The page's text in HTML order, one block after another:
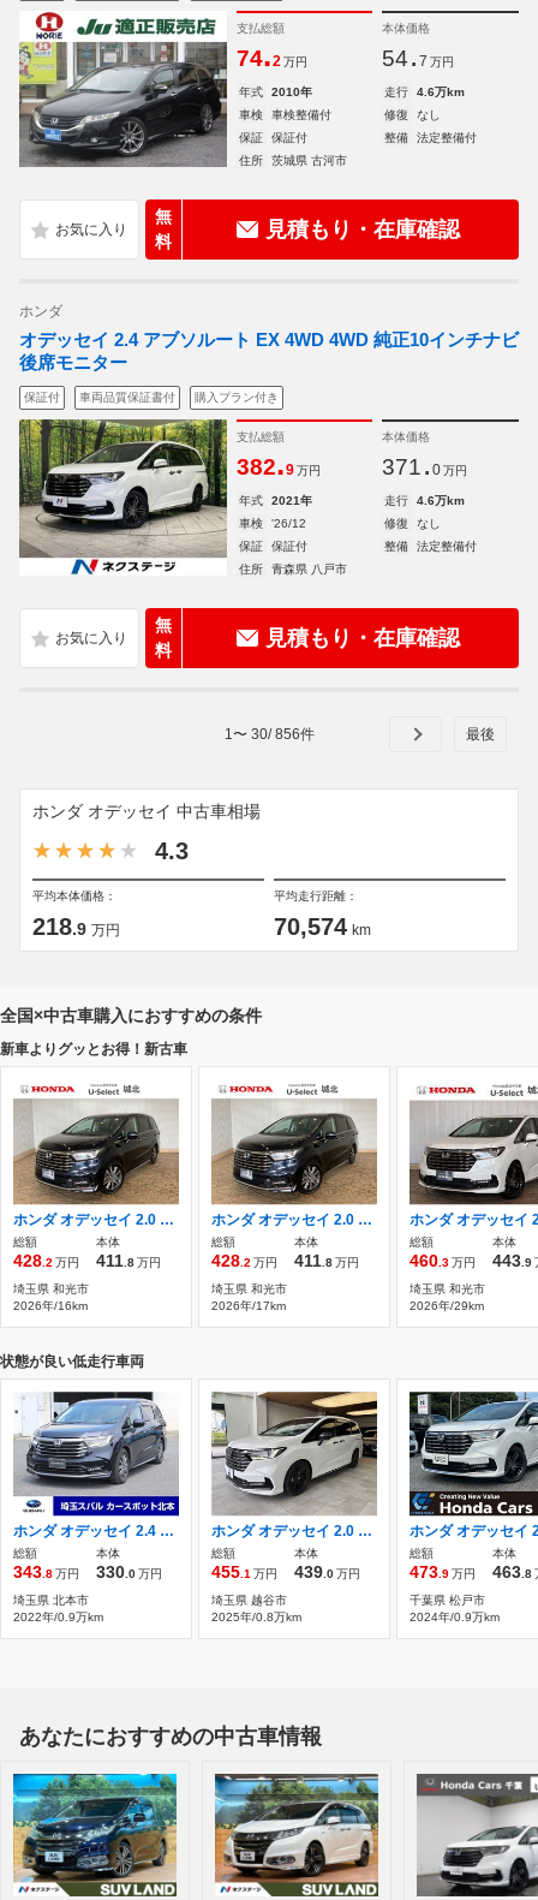
支払総額
74.2 万円
本体価格
54. 7 万円
年式 2010年 走行
4.6万km
車検
車検整備付 修復
なし
保証
保証付 整備
法定整備付
住所
茨城県 古河市
無
料
見積もり・在庫確認
ホンダ
オデッセイ 2.4 アブソルート EX 4WD 4WD 純正10インチナビ
後席モニター
保証付 車両品質保証書付 購入プラン付き
支払総額
382.9 万円
本体価格
371. 0 万円
年式 2021年 走行
4.6万km
車検
'26/12 修復
なし
保証
保証付 整備
法定整備付
住所
青森県 八戸市
無
料
見積もり・在庫確認
1 〜 30/856件
ホンダ オデッセイ 中古車相場
4.3
平均本体価格：
218.9 万円
平均走行距離：
70,574 km
全国×中古車購入におすすめの条件
新車よりグッとお得！新古車
ホンダ オデッセイ 2.0 e:HEV アブソルート 未登録 外装キズ・シミ有 外装保証なし
総額
428 .2 万円
本体
411 .8万円
埼玉県 和光市
2026年/16km
ホンダ オデッセイ 2.0 e:HEV アブソルート 未登録車 外装キズ・シミ有 外装保証なし
総額
428 .2 万円
本体
411 .8万円
埼玉県 和光市
2026年/17km
総額
460 .3万円
本体
443 .9
埼玉県 和光市
2026年/29km
状態が良い低走行車両
ホンダ オデッセイ 2.4 アブソルート ナビ ETC 全周囲カメラ フリップダウン
総額
343.8万円
本体
330.0万円
埼玉県 北本市
2022年/0.9万km
ホンダ オデッセイ 2.0 e:HEV アブソルート EX ブラックエディション 純正コネクトナビ フルセグTV
総額
455.1万円
本体
439.0万円
埼玉県 越谷市
2025年/0.8万km
総額
473.9万円
本体
463.8
千葉県 松戸市
2024年/0.9万km
あなたにおすすめの中古車情報